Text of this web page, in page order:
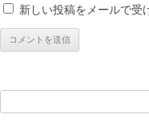
新しい投稿をメールで受
索: